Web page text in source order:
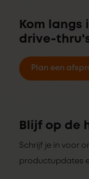
Kom langs
drive-
Plan een
Blijf op de
Schrijf je in voor
productupdates